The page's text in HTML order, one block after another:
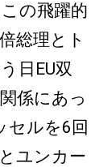
の飛躍的
総理とト
日EU双
係にあっ
セルを6回
ユンカー